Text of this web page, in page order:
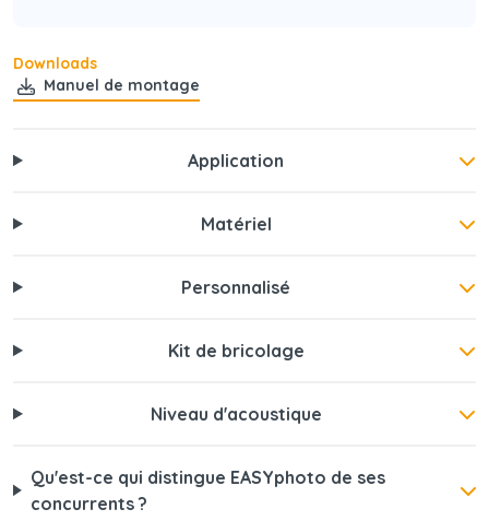
Downloads
Manuel de montage
Application
Matériel
Personnalisé
Kit de bricolage
Niveau d'acoustique
Qu'est-ce qui distingue EASYphoto de ses
concurrents ?